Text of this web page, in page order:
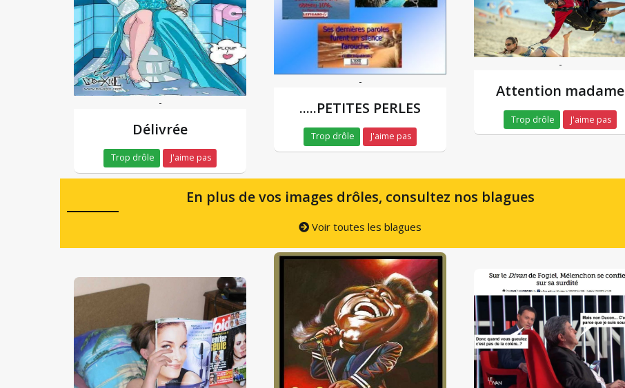
-
Délivrée
Trop drôle J'aime pas
-
.....PETITES PERLES
Trop drôle J'aime pas
-
Attention madame
Trop drôle J'aime pas
En plus de vos images drôles, consultez nos blagues
Voir toutes les blagues